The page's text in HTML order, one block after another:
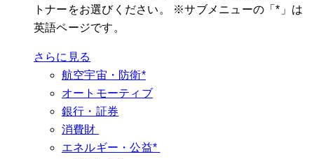
トナーをお選びください。 ※サブメニューの「*」は
英語ページです。
さらに見る
航空宇宙・防衛*
オートモーティブ
銀行・証券
消費財
エネルギー・公益*